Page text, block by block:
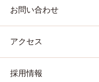
お問い合わせ
アクセス
採用情報